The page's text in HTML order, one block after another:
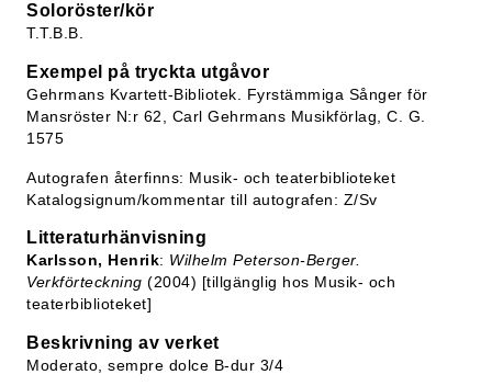
Soloröster/kör
T.T.B.B.
Exempel på tryckta utgåvor
Gehrmans Kvartett-Bibliotek. Fyrstämmiga Sånger för
Mansröster N:r 62, Carl Gehrmans Musikförlag, C. G.
1575
Autografen återfinns: Musik- och teaterbiblioteket
Katalogsignum/kommentar till autografen: Z/Sv
Litteraturhänvisning
Karlsson, Henrik: Wilhelm Peterson-Berger.
Verkförteckning (2004) [tillgänglig hos Musik- och
teaterbiblioteket]
Beskrivning av verket
Moderato, sempre dolce B-dur 3/4